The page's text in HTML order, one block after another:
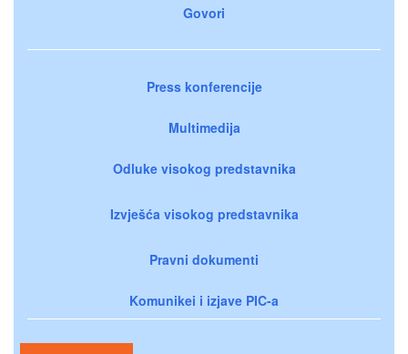
Govori
Press konferencije
Multimedija
Odluke visokog predstavnika
Izvješća visokog predstavnika
Pravni dokumenti
Komunikei i izjave PIC-a